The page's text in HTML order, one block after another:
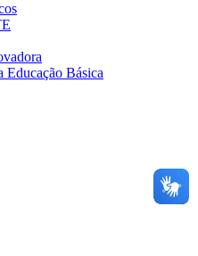
Educação Básica